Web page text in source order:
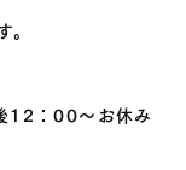
：00～お休み